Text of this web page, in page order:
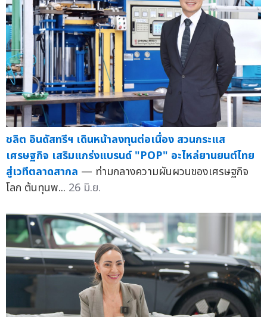
ชลิต อินดัสทรีฯ เดินหน้าลงทุนต่อเนื่อง สวนกระแส
เศรษฐกิจ เสริมแกร่งแบรนด์ "POP" อะไหล่ยานยนต์ไทย
สู่เวทีตลาดสากล — ท่ามกลางความผันผวนของเศรษฐกิจ
โลก ต้นทุนพ... 26 มิ.ย.